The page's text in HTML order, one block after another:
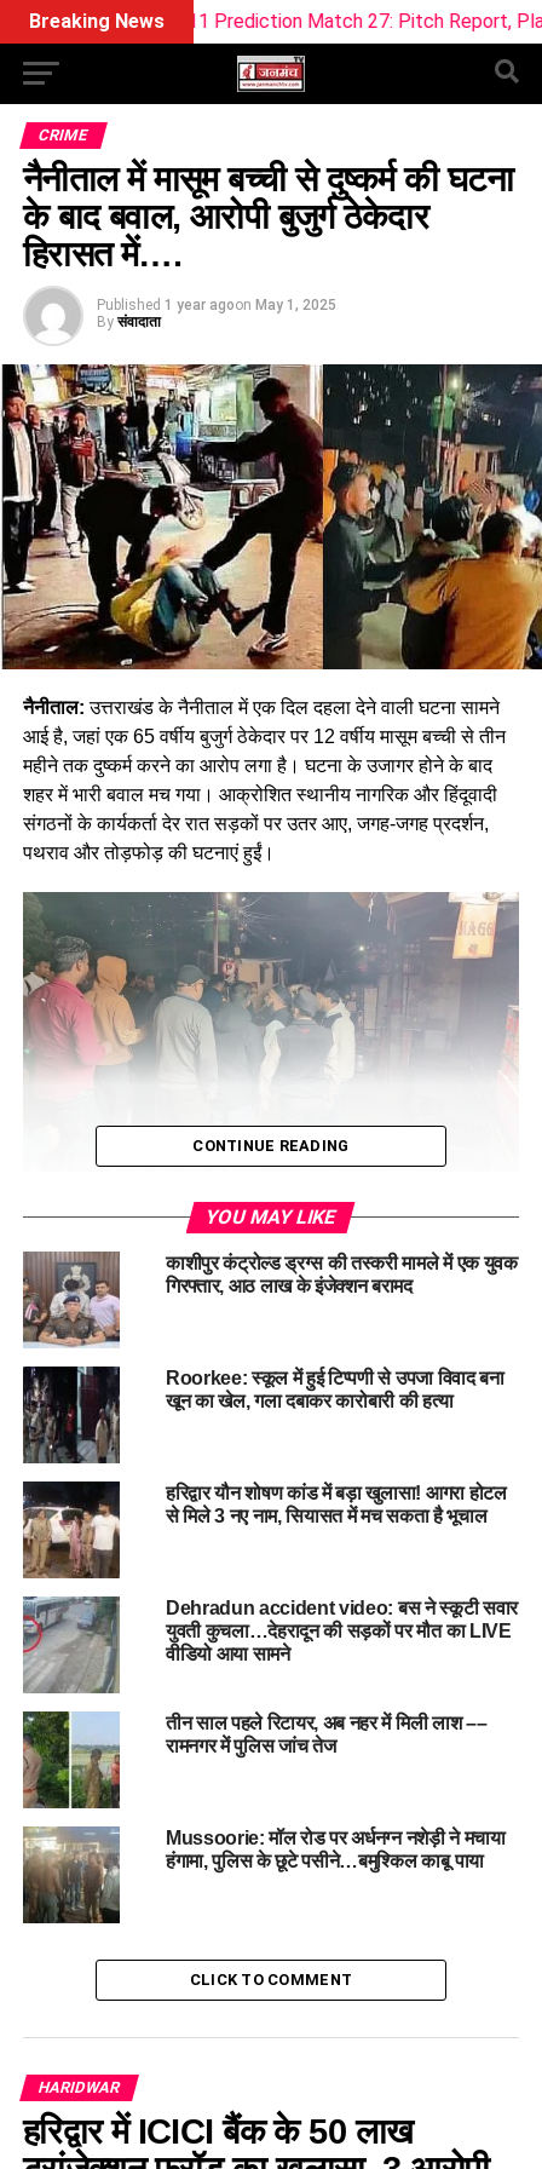
Breaking News
Prediction Match 27: Pitch Report, Playing XI & Fantasy
CRIME
नैनीताल में मासूम बच्ची से दुष्कर्म की घटना
के बाद बवाल, आरोपी बुजुर्ग ठेकेदार
हिरासत में….
Published 1 year agoon May 1, 2025
By संवादाता
नैनीताल: उत्तराखंड के नैनीताल में एक दिल दहला देने वाली घटना सामने
आई है, जहां एक 65 वर्षीय बुजुर्ग ठेकेदार पर 12 वर्षीय मासूम बच्ची से तीन
महीने तक दुष्कर्म करने का आरोप लगा है। घटना के उजागर होने के बाद
शहर में भारी बवाल मच गया। आक्रोशित स्थानीय नागरिक और हिंदूवादी
संगठनों के कार्यकर्ता देर रात सड़कों पर उतर आए, जगह-जगह प्रदर्शन,
पथराव और तोड़फोड़ की घटनाएं हुईं।
बताया जा रहा है कि आरोपी बुजुर्ग, जो एक विशेष समुदाय से है, नैनीताल में
पिछले 50 वर्षों से अपने परिवार के साथ रह रहा है और लोक निर्माण विभाग
सहित कई सरकारी संस्थानों में लाइसेंसधारी ठेकेदार है। परिजनों द्वारा दी
गई लिखित शिकायत के अनुसार, आरोपी पिछले तीन महीने से नाबालिग के
साथ दुष्कर्म कर रहा था।
मामले की गंभीरता को देखते हुए एसपी सिटी डॉ. जगदीश चंद्र ने तत्काल
कार्रवाई करते हुए आरोपी को हिरासत में ले लिया। उन्होंने बताया कि
नाबालिग का मेडिकल परीक्षण करवा लिया गया है और आरोपी के खिलाफ
पोक्सो एक्ट समेत संबंधित धाराओं में मुकदमा दर्ज कर लिया गया है। पुलिस
का कहना है कि मामले की गहन जांच की जा रही है और जल्द ही आरोप पत्र
दाखिल किया जाएगा।
CONTINUE READING
YOU MAY LIKE
काशीपुर कंट्रोल्ड ड्रग्स की तस्करी मामले में एक युवक
गिरफ्तार, आठ लाख के इंजेक्शन बरामद
Roorkee: स्कूल में हुई टिप्पणी से उपजा विवाद बना
खून का खेल, गला दबाकर कारोबारी की हत्या
हरिद्वार यौन शोषण कांड में बड़ा खुलासा! आगरा होटल
से मिले 3 नए नाम, सियासत में मच सकता है भूचाल
Dehradun accident video: बस ने स्कूटी सवार
युवती कुचला…देहरादून की सड़कों पर मौत का LIVE
वीडियो आया सामने
तीन साल पहले रिटायर, अब नहर में मिली लाश ––
रामनगर में पुलिस जांच तेज
Mussoorie: मॉल रोड पर अर्धनग्न नशेड़ी ने मचाया
हंगामा, पुलिस के छूटे पसीने…बमुश्किल काबू पाया
CLICK TO COMMENT
HARIDWAR
हरिद्वार में ICICI बैंक के 50 लाख